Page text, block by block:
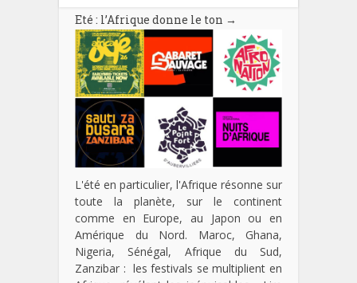
Eté : l’Afrique donne le ton →
L'été en particulier, l'Afrique résonne sur
toute la planète, sur le continent
comme en Europe, au Japon ou en
Amérique du Nord. Maroc, Ghana,
Nigeria, Sénégal, Afrique du Sud,
Zanzibar : les festivals se multiplient en